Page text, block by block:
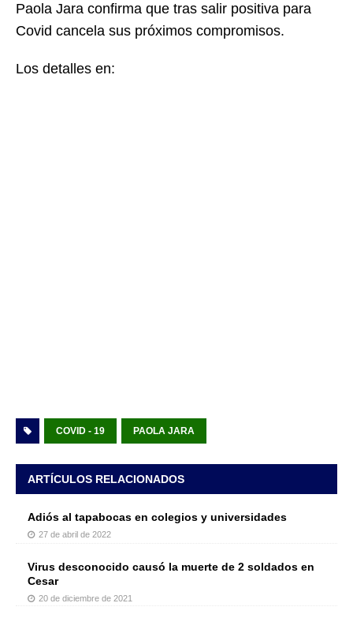
Paola Jara confirma que tras salir positiva para
Covid cancela sus próximos compromisos.
Los detalles en:
COVID - 19 PAOLA JARA
ARTÍCULOS RELACIONADOS
Adiós al tapabocas en colegios y universidades
27 de abril de 2022
Virus desconocido causó la muerte de 2 soldados en
Cesar
20 de diciembre de 2021